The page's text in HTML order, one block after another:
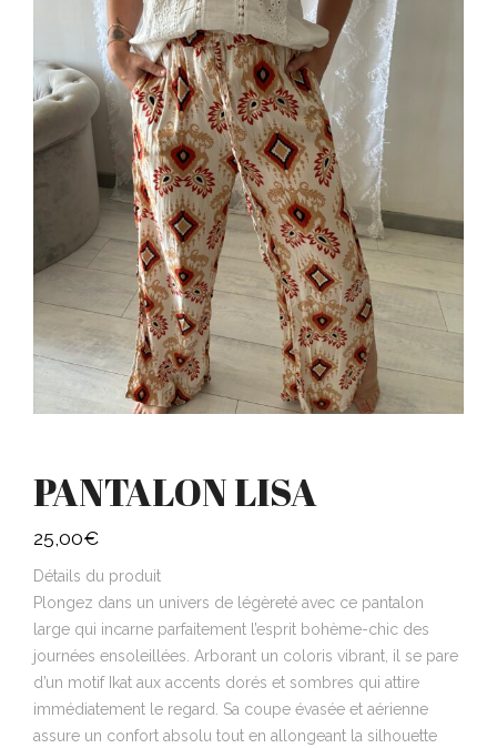
PANTALON LISA
25,00€
Détails du produit
Plongez dans un univers de légèreté avec ce pantalon
large qui incarne parfaitement l’esprit bohème-chic des
journées ensoleillées. Arborant un coloris vibrant, il se pare
d’un motif Ikat aux accents dorés et sombres qui attire
immédiatement le regard. Sa coupe évasée et aérienne
assure un confort absolu tout en allongeant la silhouette